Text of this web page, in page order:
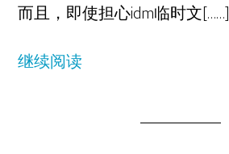
而且，即使担心idm临时文[……]
继续阅读